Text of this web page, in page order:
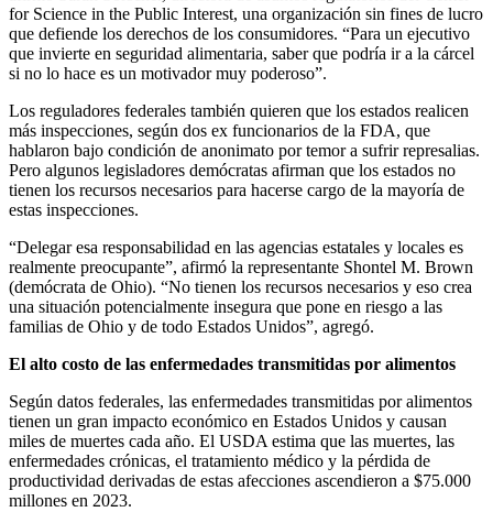
for Science in the Public Interest, una organización sin fines de lucro
que defiende los derechos de los consumidores. “Para un ejecutivo
que invierte en seguridad alimentaria, saber que podría ir a la cárcel
si no lo hace es un motivador muy poderoso”.
Los reguladores federales también quieren que los estados realicen
más inspecciones, según dos ex funcionarios de la FDA, que
hablaron bajo condición de anonimato por temor a sufrir represalias.
Pero algunos legisladores demócratas afirman que los estados no
tienen los recursos necesarios para hacerse cargo de la mayoría de
estas inspecciones.
“Delegar esa responsabilidad en las agencias estatales y locales es
realmente preocupante”, afirmó la representante Shontel M. Brown
(demócrata de Ohio). “No tienen los recursos necesarios y eso crea
una situación potencialmente insegura que pone en riesgo a las
familias de Ohio y de todo Estados Unidos”, agregó.
El alto costo de las enfermedades transmitidas por alimentos
Según datos federales, las enfermedades transmitidas por alimentos
tienen un gran impacto económico en Estados Unidos y causan
miles de muertes cada año. El USDA estima que las muertes, las
enfermedades crónicas, el tratamiento médico y la pérdida de
productividad derivadas de estas afecciones ascendieron a $75.000
millones en 2023.